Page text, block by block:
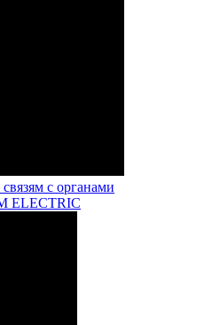
с органами
ELECTRIC